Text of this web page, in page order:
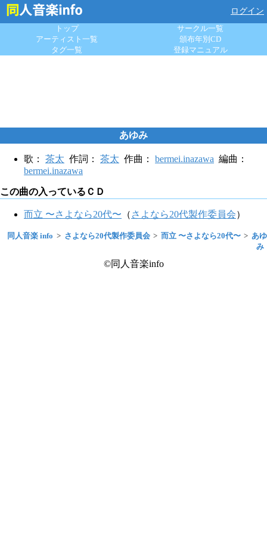
ログイン
トップ
サークル一覧
アーティスト一覧
頒布年別CD
タグ一覧
登録マニュアル
あゆみ
歌： 茶太 作詞： 茶太 作曲： bermei.inazawa 編曲：
bermei.inazawa
この曲の入っているＣＤ
而立 〜さよなら20代〜 （ さよなら20代製作委員会）
同人音楽 info さよなら20代製作委員会 而立 〜さよなら20代〜
あゆ
み
©同人音楽info